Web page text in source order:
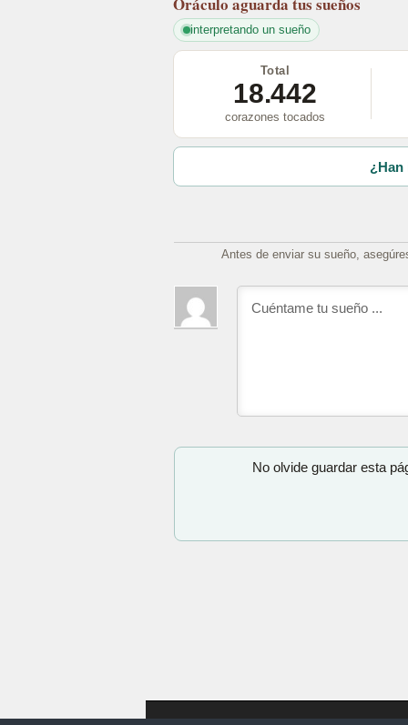
interpretando un sueño
Total
18.442
corazones tocados
Antes de enviar su sueño,
No olvide guardar esta